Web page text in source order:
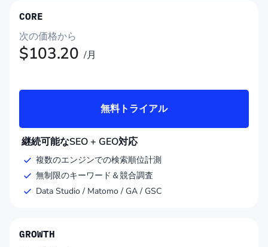
CORE
次の価格から
$103.20 /月
無料トライアル
継続可能なSEO + GEO対応
複数のエンジンでの検索順位計測
無制限のキーワード＆競合調査
Data Studio / Matomo / GA / GSC
GROWTH